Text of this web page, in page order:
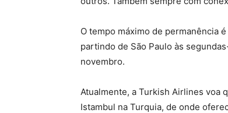
O tempo máximo de permanência
partindo de São Paulo às
novembro.
Atualmente, a Turkish Airlines voa
Istambul na Turquia, de onde